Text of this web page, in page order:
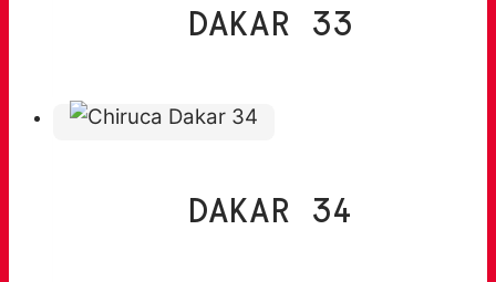
DAKAR 33
DAKAR 34